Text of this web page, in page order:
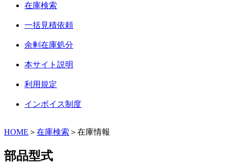
在庫検索
一括見積依頼
余剰在庫処分
本サイト説明
利用規定
インボイス制度
HOME ＞ 在庫検索 ＞在庫情報
部品型式